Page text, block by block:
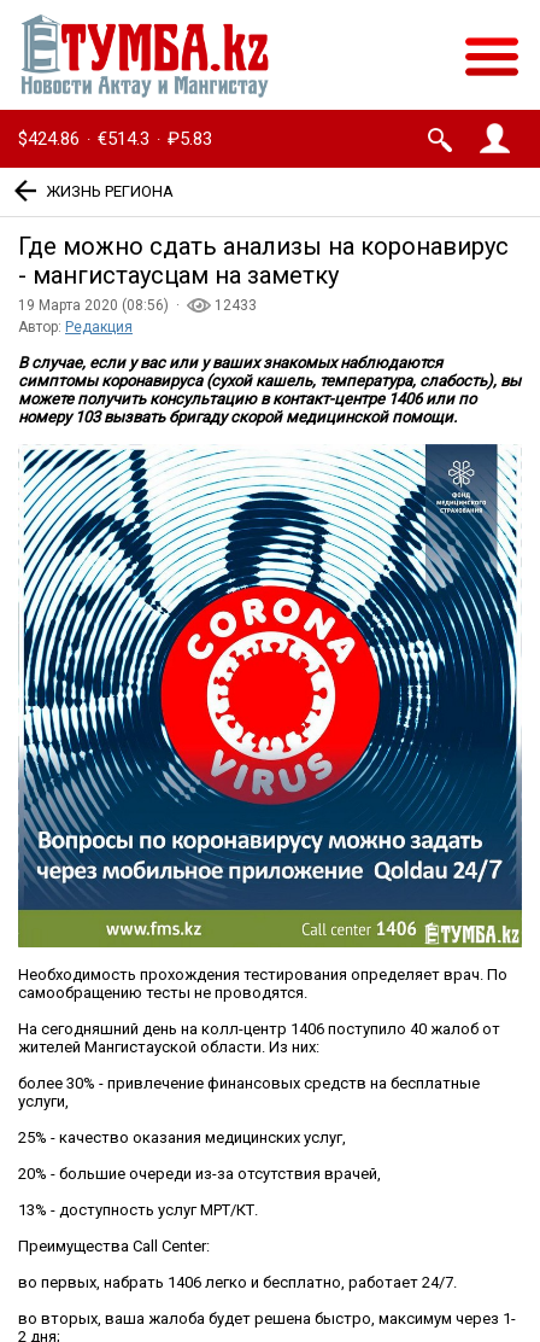
$424.86 · €514.3 · ₽5.83
ЖИЗНЬ РЕГИОНА
Где можно сдать анализы на коронавирус
- мангистаусцам на заметку
19 Марта 2020 (08:56) ·
12433
Автор: Редакция
В случае, если у вас или у ваших знакомых наблюдаются
симптомы коронавируса (сухой кашель, температура, слабость), вы
можете получить консультацию в контакт-центре 1406 или по
номеру 103 вызвать бригаду скорой медицинской помощи.
Необходимость прохождения тестирования определяет врач. По
самообращению тесты не проводятся.
На сегодняшний день на колл-центр 1406 поступило 40 жалоб от
жителей Мангистауской области. Из них:
более 30% - привлечение финансовых средств на бесплатные
услуги,
25% - качество оказания медицинских услуг,
20% - большие очереди из-за отсутствия врачей,
13% - доступность услуг МРТ/КТ.
Преимущества Call Center:
во первых, набрать 1406 легко и бесплатно, работает 24/7.
во вторых, ваша жалоба будет решена быстро, максимум через 1-
2 дня;